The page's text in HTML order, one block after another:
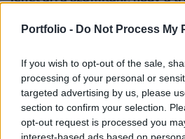
Portfolio - Do Not Process My
If you wish to opt-out of the sale,
processing of your personal or
targeted advertising by us, please
section to confirm your selection.
opt-out request is processed you
interest-based ads based on
különösen aktív lesz az
Times.
Hasonló témákról is szó esik a
június 7-ei CEE Private Equity and
Conference 2012 című